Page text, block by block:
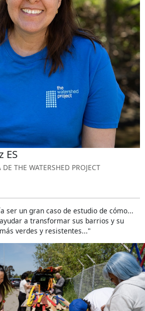
ES
THE WATERSHED PROJECT
ser un gran caso de estudio de cómo...
a transformar sus barrios y su
verdes y resistentes..."